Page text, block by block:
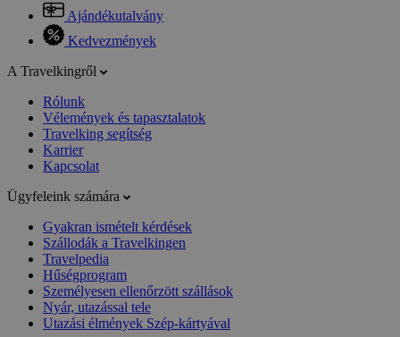
Ajándékutalvány
Kedvezmények
A Travelkingről
Rólunk
Vélemények és tapasztalatok
Travelking segítség
Karrier
Kapcsolat
Ügyfeleink számára
Gyakran ismételt kérdések
Szállodák a Travelkingen
Travelpedia
Hűségprogram
Személyesen ellenőrzött szállások
Nyár, utazással tele
Utazási élmények Szép-kártyával